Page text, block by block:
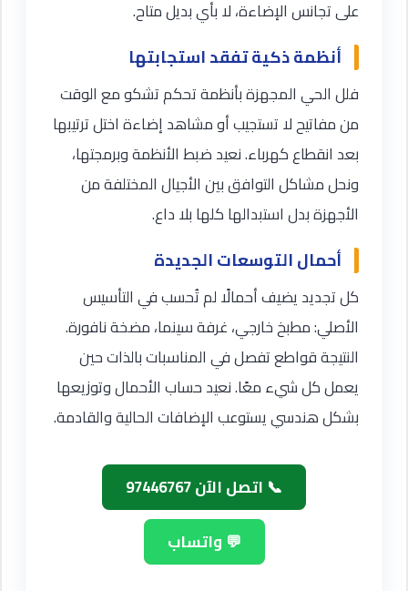
على تجانس الإضاءة، لا بأي بديل متاح.
أنظمة ذكية تفقد استجابتها
فلل الحي المجهزة بأنظمة تحكم تشكو مع الوقت
من مفاتيح لا تستجيب أو مشاهد إضاءة اختل ترتيبها
بعد انقطاع كهرباء. نعيد ضبط الأنظمة وبرمجتها،
ونحل مشاكل التوافق بين الأجيال المختلفة من
الأجهزة بدل استبدالها كلها بلا داع.
أحمال التوسعات الجديدة
كل تجديد يضيف أحمالًا لم تُحسب في التأسيس
الأصلي: مطبخ خارجي، غرفة سينما، مضخة نافورة.
النتيجة قواطع تفصل في المناسبات بالذات حين
يعمل كل شيء معًا. نعيد حساب الأحمال وتوزيعها
بشكل هندسي يستوعب الإضافات الحالية والقادمة.
📞 اتصل الآن 97446767
💬 واتساب